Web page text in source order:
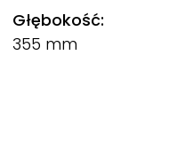
Głębokość:
355 mm